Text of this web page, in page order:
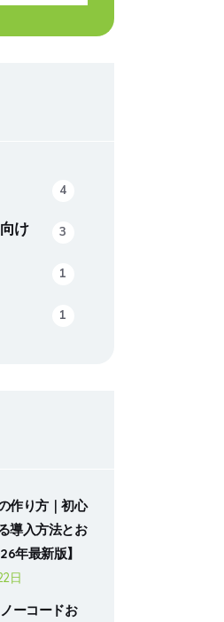
4
け 3
1
1
作り方｜初心
導入方法とお
年最新版】
日
ーコードお